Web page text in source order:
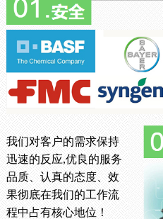
我们对客户的需求保持
迅速的反应,优良的服务
品质、认真的态度、效
果彻底在我们的工作流
程中占有核心地位！